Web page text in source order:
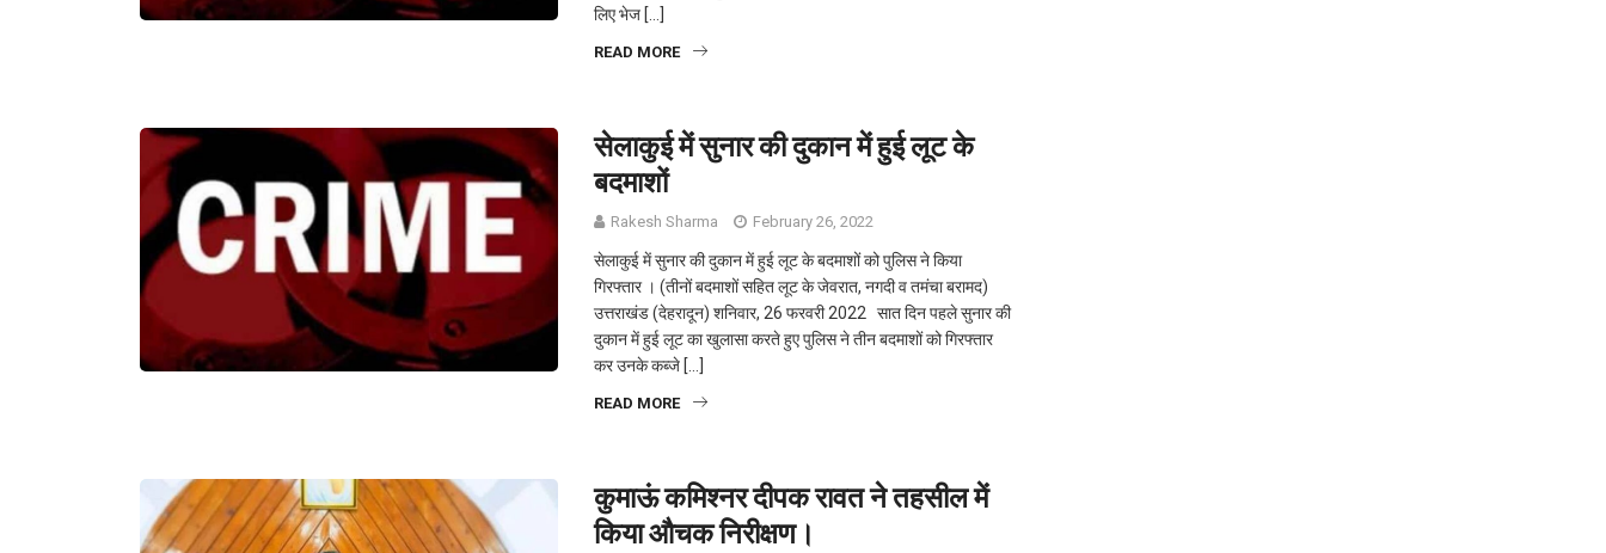
लिए भेज […]
READ MORE
सेलाकुई में सुनार की दुकान में हुई लूट के
बदमाशों
Rakesh Sharma February 26, 2022
सेलाकुई में सुनार की दुकान में हुई लूट के बदमाशों को पुलिस ने किया
गिरफ्तार । (तीनों बदमाशों सहित लूट के जेवरात, नगदी व तमंचा बरामद)
उत्तराखंड (देहरादून) शनिवार, 26 फरवरी 2022 सात दिन पहले सुनार की
दुकान में हुई लूट का खुलासा करते हुए पुलिस ने तीन बदमाशों को गिरफ्तार
कर उनके कब्जे […]
READ MORE
कुमाऊं कमिश्नर दीपक रावत ने तहसील में
किया औचक निरीक्षण।